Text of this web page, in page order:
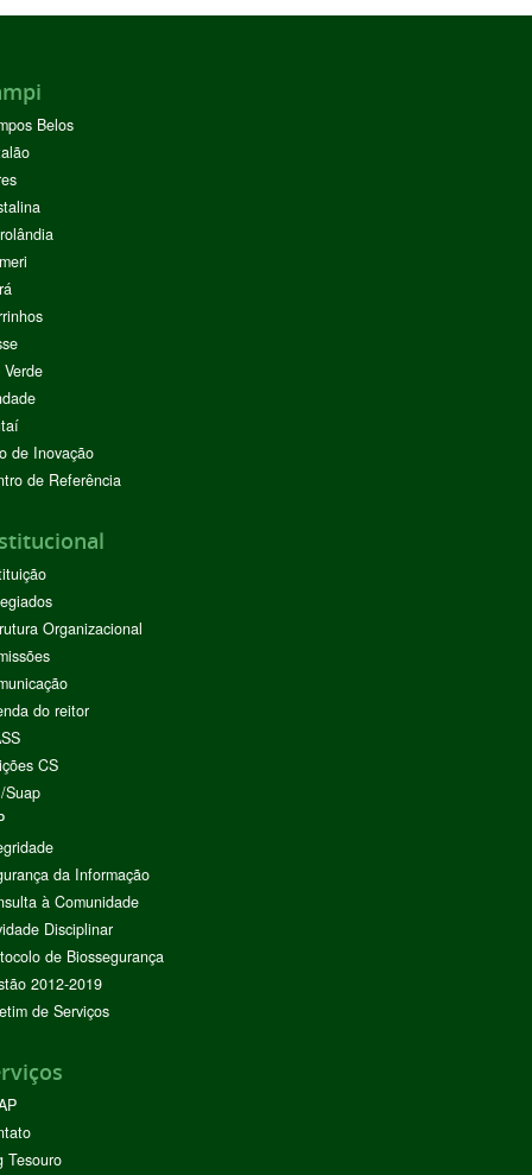
Belos
de Inovação
de Referência
Organizacional
do reitor
CS
Suap
da Informação
à Comunidade
Disciplinar
de Biossegurança
2012-2019
de Serviços
Tesouro